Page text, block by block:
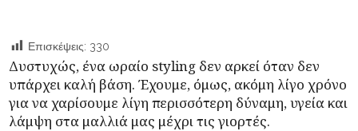
Επισκέψεις: 330
Δυστυχώς, ένα ωραίο styling δεν αρκεί όταν δεν
υπάρχει καλή βάση. Έχουμε, όμως, ακόμη λίγο χρόνο
για να χαρίσουμε λίγη περισσότερη δύναμη, υγεία και
λάμψη στα μαλλιά μας μέχρι τις γιορτές.